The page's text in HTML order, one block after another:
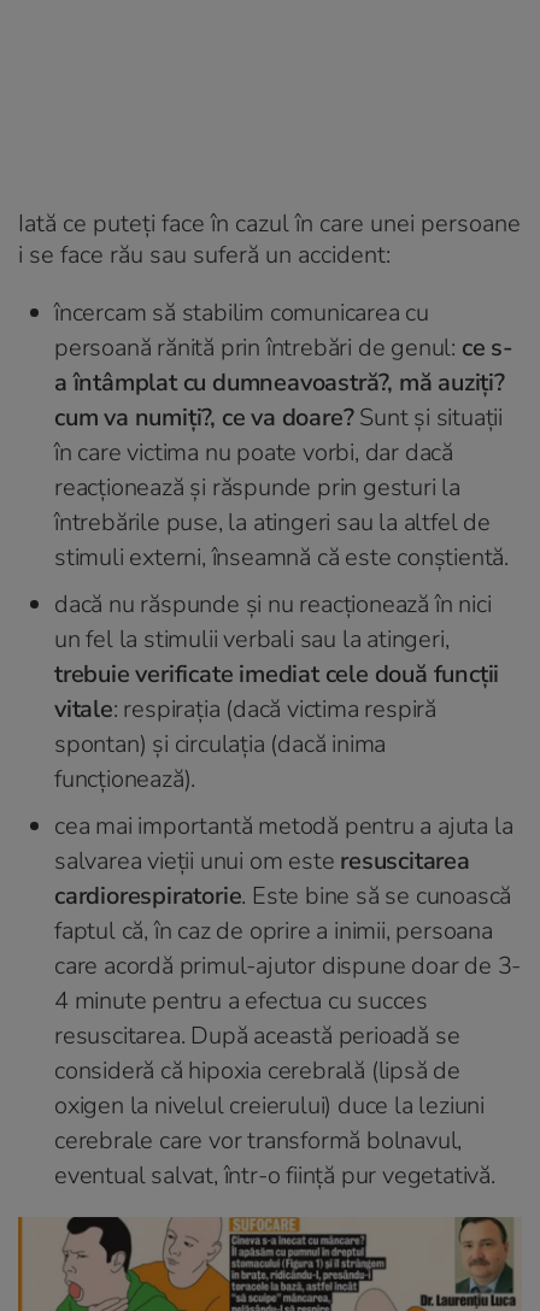
Iată ce puteți face în cazul în care unei persoane
i se face rău sau suferă un accident:
încercam să stabilim comunicarea cu
persoană rănită prin întrebări de genul: ce s-
a întâmplat cu dumneavoastră?, mă auziți?
cum va numiți?, ce va doare?Sunt și situații
în care victima nu poate vorbi, dar dacă
reacționează și răspunde prin gesturi la
întrebările puse, la atingeri sau la altfel de
stimuli externi, înseamnă că este conștientă.
dacă nu răspunde și nu reacționează în nici
un fel la stimulii verbali sau la atingeri,
trebuie verificate imediat cele două funcții
vitale: respirația (dacă victima respiră
spontan) și circulația (dacă inima
funcționează).
cea mai importantă metodă pentru a ajuta la
salvarea vieții unui om este resuscitarea
cardiorespiratorie. Este bine să se cunoască
faptul că, în caz de oprire a inimii, persoana
care acordă primul-ajutor dispune doar de 3-
4 minute pentru a efectua cu succes
resuscitarea. După această perioadă se
consideră că hipoxia cerebrală (lipsă de
oxigen la nivelul creierului) duce la leziuni
cerebrale care vor transformă bolnavul,
eventual salvat, într-o ființă pur vegetativă.